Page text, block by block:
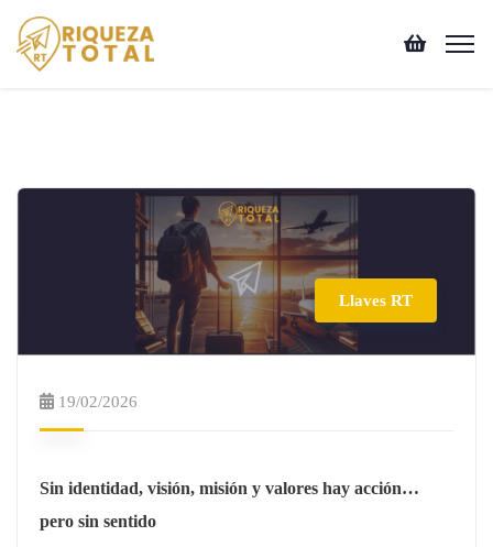
Llaves RT
19/02/2026
Sin identidad, visión, misión y valores hay acción…
pero sin sentido